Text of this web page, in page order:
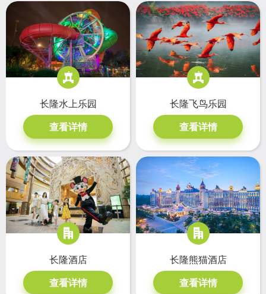
长隆水上乐园
查看详情
长隆飞鸟乐园
查看详情
长隆酒店
查看详情
长隆熊猫酒店
查看详情